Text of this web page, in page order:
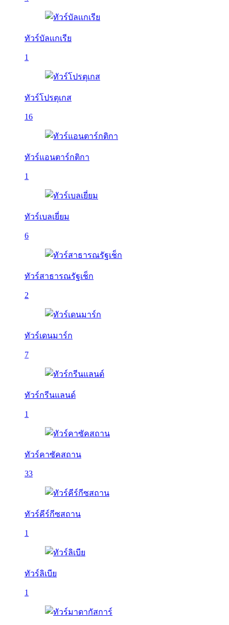
ทัวร์บัลเเกเรีย
1
ทัวร์โปรตุเกส
16
ทัวร์แอนตาร์กติกา
1
ทัวร์เบลเยี่ยม
6
ทัวร์สาธารณรัฐเช็ก
2
ทัวร์เดนมาร์ก
7
ทัวร์กรีนแลนด์
1
ทัวร์คาซัคสถาน
33
ทัวร์คีร์กีซสถาน
1
ทัวร์ลิเบีย
1